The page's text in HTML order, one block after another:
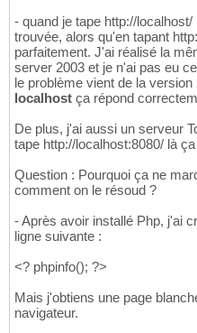
- quand je tape http://
trouvée, alors qu'en tapant
parfaitement. J'ai réalisé la
server 2003 et je n'ai pas eu
le problème vient de la
localhost ça répond
De plus, j'ai aussi un serveur
tape http://localhost:8080/ là
Question : Pourquoi ça ne
comment on le résoud ?
- Après avoir installé Php, j'ai
ligne suivante :
<? phpinfo(); ?>
Mais j'obtiens une page
navigateur.